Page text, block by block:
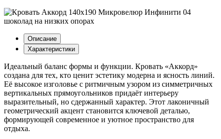
Описание
Характеристики
Идеальный баланс формы и функции. Кровать «Аккорд»
создана для тех, кто ценит эстетику модерна и ясность линий.
Её высокое изголовье с ритмичным узором из симметричных
вертикальных прямоугольников придаёт интерьеру
выразительный, но сдержанный характер. Этот лаконичный
геометрический акцент становится ключевой деталью,
формирующей современное и уютное пространство для
отдыха.